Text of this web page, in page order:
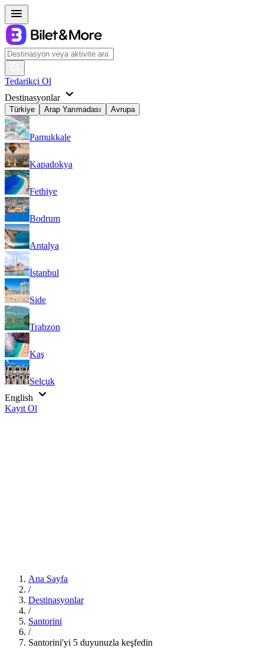
Tedarikçi Ol
Destinasyonlar
Türkiye Arap Yarımadası Avrupa
Pamukkale
Kapadokya
Fethiye
Bodrum
Antalya
İstanbul
Side
Trabzon
Kaş
Selçuk
English
Kayıt Ol
Ana Sayfa
/
Destinasyonlar
/
Santorini
/
Santorini'yi 5 duyunuzla keşfedin